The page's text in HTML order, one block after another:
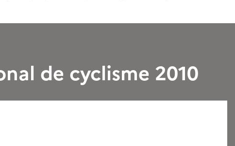
de cyclisme 2010